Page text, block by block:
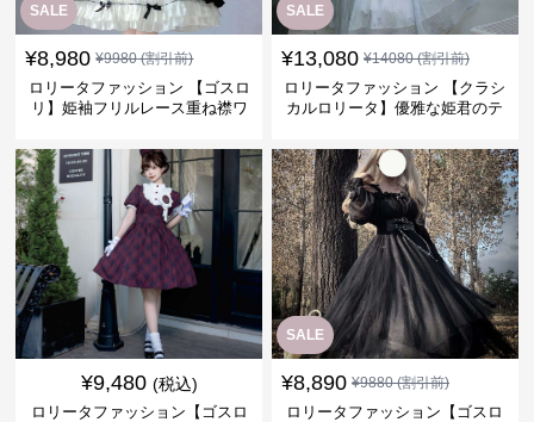
SALE
¥8,980 ¥9980(割引前)
ロリータファッション 【ゴスロ
リ】姫袖フリルレース重ね襟ワ
SALE
¥13,080 ¥14080(割引前)
ロリータファッション 【クラシ
カルロリータ】優雅な姫君のテ
¥9,480 (税込)
ロリータファッション【ゴスロ
SALE
¥8,890 ¥9880(割引前)
ロリータファッション【ゴスロ